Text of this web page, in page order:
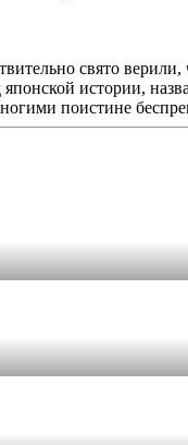
свято
истории,
поистине